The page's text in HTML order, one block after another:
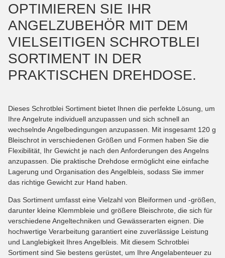
OPTIMIEREN SIE IHR
ANGELZUBEHÖR MIT DEM
VIELSEITIGEN SCHROTBLEI
SORTIMENT IN DER
PRAKTISCHEN DREHDOSE.
Dieses Schrotblei Sortiment bietet Ihnen die perfekte Lösung, um
Ihre Angelrute individuell anzupassen und sich schnell an
wechselnde Angelbedingungen anzupassen. Mit insgesamt 120 g
Bleischrot in verschiedenen Größen und Formen haben Sie die
Flexibilität, Ihr Gewicht je nach den Anforderungen des Angelns
anzupassen. Die praktische Drehdose ermöglicht eine einfache
Lagerung und Organisation des Angelbleis, sodass Sie immer
das richtige Gewicht zur Hand haben.
Das Sortiment umfasst eine Vielzahl von Bleiformen und -größen,
darunter kleine Klemmbleie und größere Bleischrote, die sich für
verschiedene Angeltechniken und Gewässerarten eignen. Die
hochwertige Verarbeitung garantiert eine zuverlässige Leistung
und Langlebigkeit Ihres Angelbleis. Mit diesem Schrotblei
Sortiment sind Sie bestens gerüstet, um Ihre Angelabenteuer zu